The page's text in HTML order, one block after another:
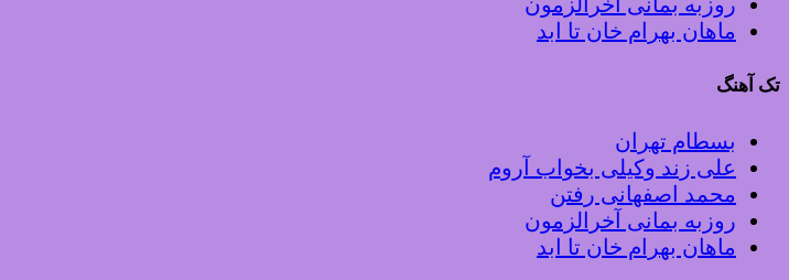
ماهان بهرام خان تا ابد
تک آهنگ
بسطام تهران
علی زند وکیلی بخواب آروم
محمد اصفهانی رفتن
روزبه بمانی آخرالزمون
ماهان بهرام خان تا ابد